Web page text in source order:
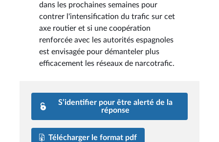
dans les prochaines semaines pour
contrer l'intensification du trafic sur cet
axe routier et si une coopération
renforcée avec les autorités espagnoles
est envisagée pour démanteler plus
efficacement les réseaux de narcotrafic.
S’identifier pour être alerté de la
réponse
Télécharger le format pdf